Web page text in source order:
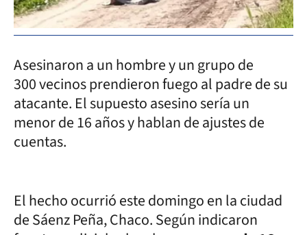
Asesinaron a un hombre y un grupo de
300 vecinos prendieron fuego al padre de su
atacante. El supuesto asesino sería un
menor de 16 años y hablan de ajustes de
cuentas.
El hecho ocurrió este domingo en la ciudad
de Sáenz Peña, Chaco. Según indicaron